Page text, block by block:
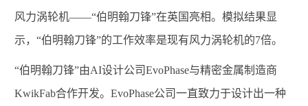
风力涡轮机——“伯明翰刀锋”在英国亮相。模拟结果显
示，“伯明翰刀锋”的工作效率是现有风力涡轮机的7倍。
“伯明翰刀锋”由AI设计公司EvoPhase与精密金属制造商
KwikFab合作开发。 EvoPhase公司一直致力于设计出一种